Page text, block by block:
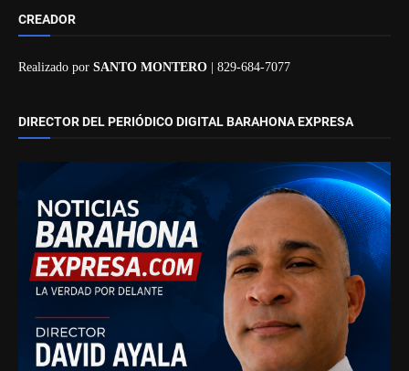
CREADOR
Realizado por SANTO MONTERO | 829-684-7077
DIRECTOR DEL PERIÓDICO DIGITAL BARAHONA EXPRESA